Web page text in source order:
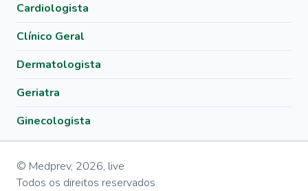
Cardiologista
Clínico Geral
Dermatologista
Geriatra
Ginecologista
© Medprev, 2026, live
Todos os direitos reservados